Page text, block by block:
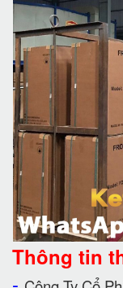
Thông tin